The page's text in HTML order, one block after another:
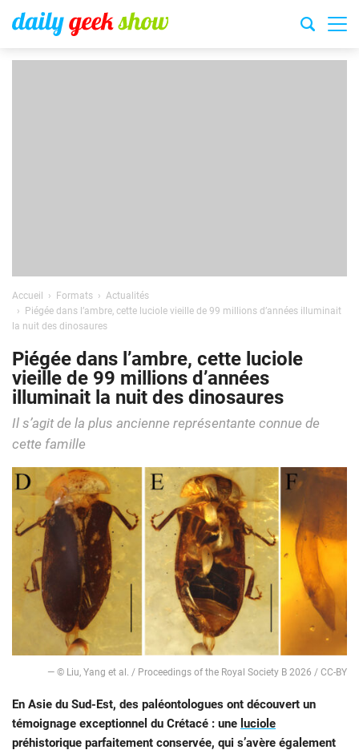
Accueil Formats
Actualités
Piégée dans l’ambre, cette luciole vieille de 99 millions d’années illuminait
la nuit des dinosaures
Piégée dans l’ambre, cette luciole
vieille de 99 millions d’années
illuminait la nuit des dinosaures
Il s’agit de la plus ancienne représentante connue de
cette famille
— © Liu, Yang et al. / Proceedings of the Royal Society B 2026 / CC-BY
En Asie du Sud-Est, des paléontologues ont découvert un
témoignage exceptionnel du Crétacé : une luciole
préhistorique parfaitement conservée, qui s’avère également